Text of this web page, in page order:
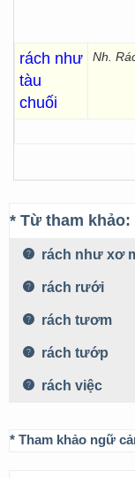
rách như
tàu
chuối
Nh.
* Từ tham khảo:
rách như xơ
rách rưới
rách tươm
rách tướp
rách việc
* Tham khảo ngữ